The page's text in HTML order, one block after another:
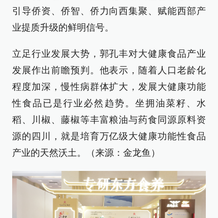
引导侨资、侨智、侨力向西集聚、赋能西部产
业提质升级的鲜明信号。
立足行业发展大势，郭孔丰对大健康食品产业
发展作出前瞻预判。他表示，随着人口老龄化
程度加深，慢性病群体扩大，发展大健康功能
性食品已是行业必然趋势。坐拥油菜籽、水
稻、川椒、藤椒等丰富粮油与药食同源原料资
源的四川，就是培育万亿级大健康功能性食品
产业的天然沃土。（来源：金龙鱼）